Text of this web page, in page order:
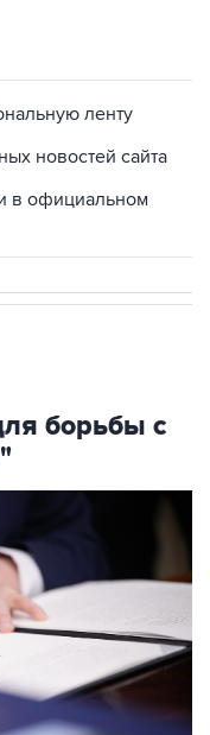
ленту
новостей сайта
в официальном
борьбы с